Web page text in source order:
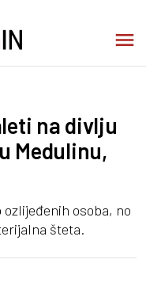
na divlju
Medulinu,
osoba, no
šteta.